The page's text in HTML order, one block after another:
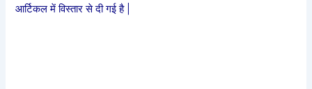
आर्टिकल में विस्तार से दी गई है |